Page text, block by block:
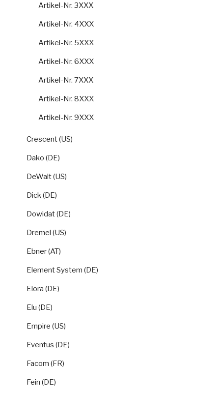
Artikel-Nr. 3XXX
Artikel-Nr. 4XXX
Artikel-Nr. 5XXX
Artikel-Nr. 6XXX
Artikel-Nr. 7XXX
Artikel-Nr. 8XXX
Artikel-Nr. 9XXX
Crescent (US)
Dako (DE)
DeWalt (US)
Dick (DE)
Dowidat (DE)
Dremel (US)
Ebner (AT)
Element System (DE)
Elora (DE)
Elu (DE)
Empire (US)
Eventus (DE)
Facom (FR)
Fein (DE)